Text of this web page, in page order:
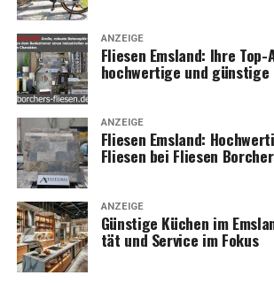
ANZEIGE
Flie­sen Ems­land: Ihre
hoch­wer­ti­ge und güns­ti­ge
ANZEIGE
Flie­sen Ems­land:
Flie­sen bei Flie­sen
ANZEIGE
Güns­ti­ge Küchen im
tät und Ser­vice im Fokus